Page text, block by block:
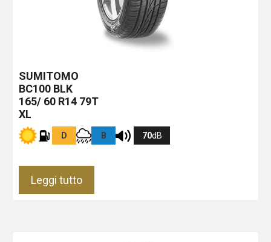
SUMITOMO
BC100 BLK
165/ 60 R14 79T
XL
D B 70dB
Leggi tutto